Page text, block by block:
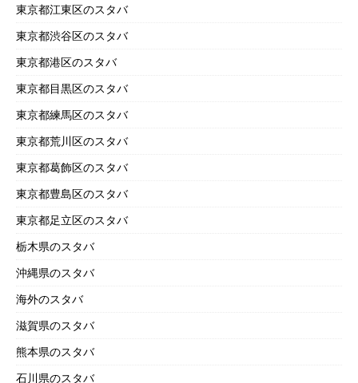
東京都江東区のスタバ
東京都渋谷区のスタバ
東京都港区のスタバ
東京都目黒区のスタバ
東京都練馬区のスタバ
東京都荒川区のスタバ
東京都葛飾区のスタバ
東京都豊島区のスタバ
東京都足立区のスタバ
栃木県のスタバ
沖縄県のスタバ
海外のスタバ
滋賀県のスタバ
熊本県のスタバ
石川県のスタバ